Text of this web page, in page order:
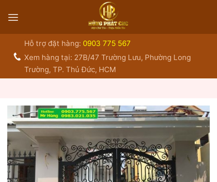
qua
Hỗ trợ đặt hàng: 0903 775 567
Xem hàng tại: 27B/47 Trường Lưu, Phường Long
Trường, TP. Thủ Đức, HCM